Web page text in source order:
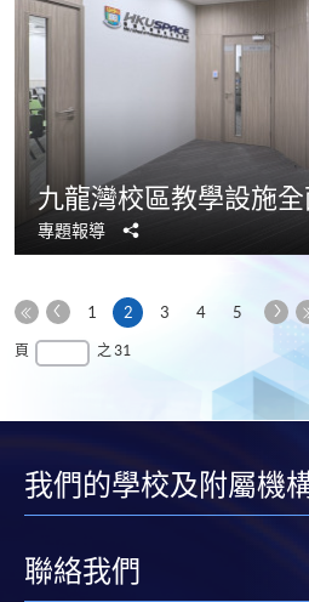
九龍灣校區教學設施
專題報導
享
第
一
上
1 2本
3 4 5
下
頁 之 31
我們的學校及附屬機
聯絡我們